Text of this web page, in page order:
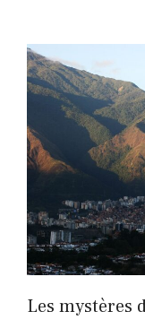
Les mystères